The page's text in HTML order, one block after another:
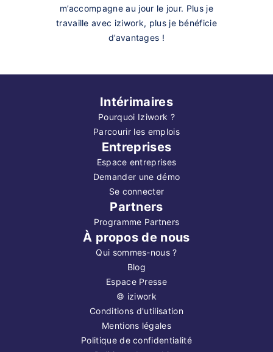
m’accompagne au jour le jour. Plus je
travaille avec iziwork, plus je bénéficie
d’avantages !
Intérimaires
Pourquoi Iziwork ?
Parcourir les emplois
Entreprises
Espace entreprises
Demander une démo
Se connecter
Partners
Programme Partners
À propos de nous
Qui sommes-nous ?
Blog
Espace Presse
© iziwork
Conditions d'utilisation
Mentions légales
Politique de confidentialité